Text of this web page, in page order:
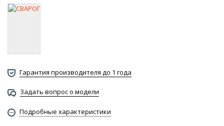
Гарантия производителя до 1 года
Задать вопрос о модели
Подробные характеристики